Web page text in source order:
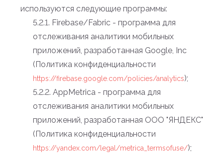
используются следующие программы:
5.2.1. Firebase/Fabric - программа для
отслеживания аналитики мобильных
приложений, разработанная Google, Inc
(Политика конфиденциальности
https://firebase.google.com/policies/analytics);
5.2.2. AppMetrica - программа для
отслеживания аналитики мобильных
приложений, разработанная ООО "ЯНДЕКС"
(Политика конфиденциальности
https://yandex.com/legal/metrica_termsofuse/);